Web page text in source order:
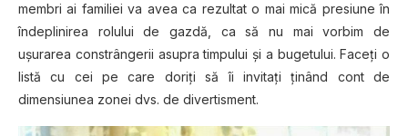
membri ai familiei va avea ca rezultat o mai mică presiune în
îndeplinirea rolului de gazdă, ca să nu mai vorbim de
uşurarea constrângerii asupra timpului şi a bugetului. Faceţi o
listă cu cei pe care doriţi să îi invitaţi ţinând cont de
dimensiunea zonei dvs. de divertisment.